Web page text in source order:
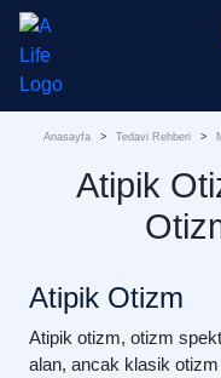
Anasayfa Tedavi Rehberi
Atipik
Atipik Otizm
Atipik otizm, otizm
alan, ancak klasik